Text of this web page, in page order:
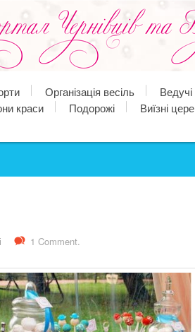
Організація весіль Ведучі
краси Подорожі Виїзні
1 Comment.